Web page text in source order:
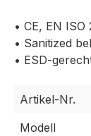
• CE, EN ISO
• Sanitized
• ESD-
Artikel-Nr.
Modell